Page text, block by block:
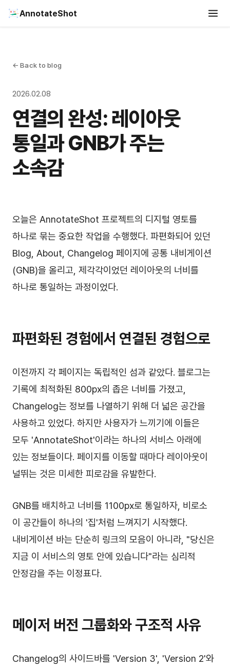
AnnotateShot
← Back to blog
2026.02.08
연결의 완성: 레이아웃
통일과 GNB가 주는
소속감
오늘은 AnnotateShot 프로젝트의 디지털 영토를
하나로 묶는 중요한 작업을 수행했다. 파편화되어 있던
Blog, About, Changelog 페이지에 공통 내비게이션
(GNB)을 올리고, 제각각이었던 레이아웃의 너비를
하나로 통일하는 과정이었다.
파편화된 경험에서 연결된 경험으로
이전까지 각 페이지는 독립적인 섬과 같았다. 블로그는
기록에 최적화된 800px의 좁은 너비를 가졌고,
Changelog는 정보를 나열하기 위해 더 넓은 공간을
사용하고 있었다. 하지만 사용자가 느끼기에 이들은
모두 'AnnotateShot'이라는 하나의 서비스 아래에
있는 정보들이다. 페이지를 이동할 때마다 레이아웃이
널뛰는 것은 미세한 피로감을 유발한다.
GNB를 배치하고 너비를 1100px로 통일하자, 비로소
이 공간들이 하나의 '집'처럼 느껴지기 시작했다.
내비게이션 바는 단순히 링크의 모음이 아니라, "당신은
지금 이 서비스의 영토 안에 있습니다"라는 심리적
안정감을 주는 이정표다.
메이저 버전 그룹화와 구조적 사유
Changelog의 사이드바를 'Version 3', 'Version 2'와